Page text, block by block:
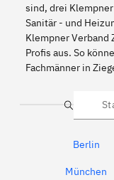
sind, drei
Sanitär - und
Klempner Verband
Profis aus. So
Fachmänner in
Suche
Berlin
München